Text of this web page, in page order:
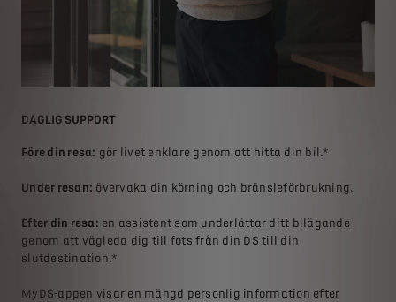
DAGLIG SUPPORT
Före din resa: gör livet enklare genom att hitta din bil.*
Under resan: övervaka din körning och bränsleförbrukning.
Efter din resa: en assistent som underlättar ditt bilägande
genom att vägleda dig till fots från din DS till din
slutdestination.*
MyDS-appen visar en mängd personlig information efter